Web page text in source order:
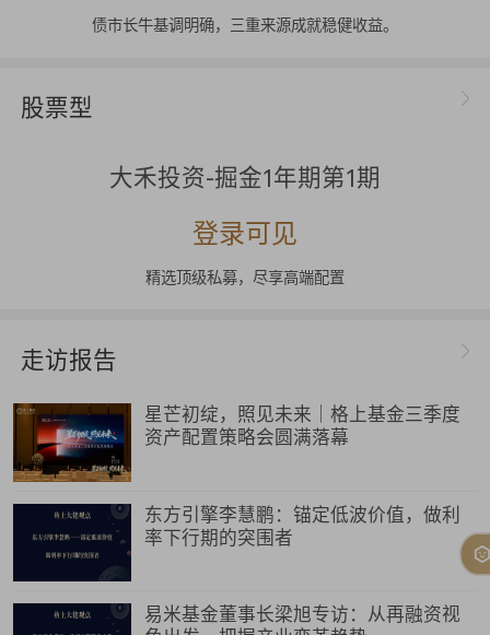
债市长牛基调明确，三重来源成就稳健收益。
股票型
大禾投资-掘金1年期第1期
登录可见
精选顶级私募，尽享高端配置
走访报告
星芒初绽，照见未来｜格上基金三季度
资产配置策略会圆满落幕
东方引擎李慧鹏：锚定低波价值，做利
率下行期的突围者
易米基金董事长梁旭专访：从再融资视